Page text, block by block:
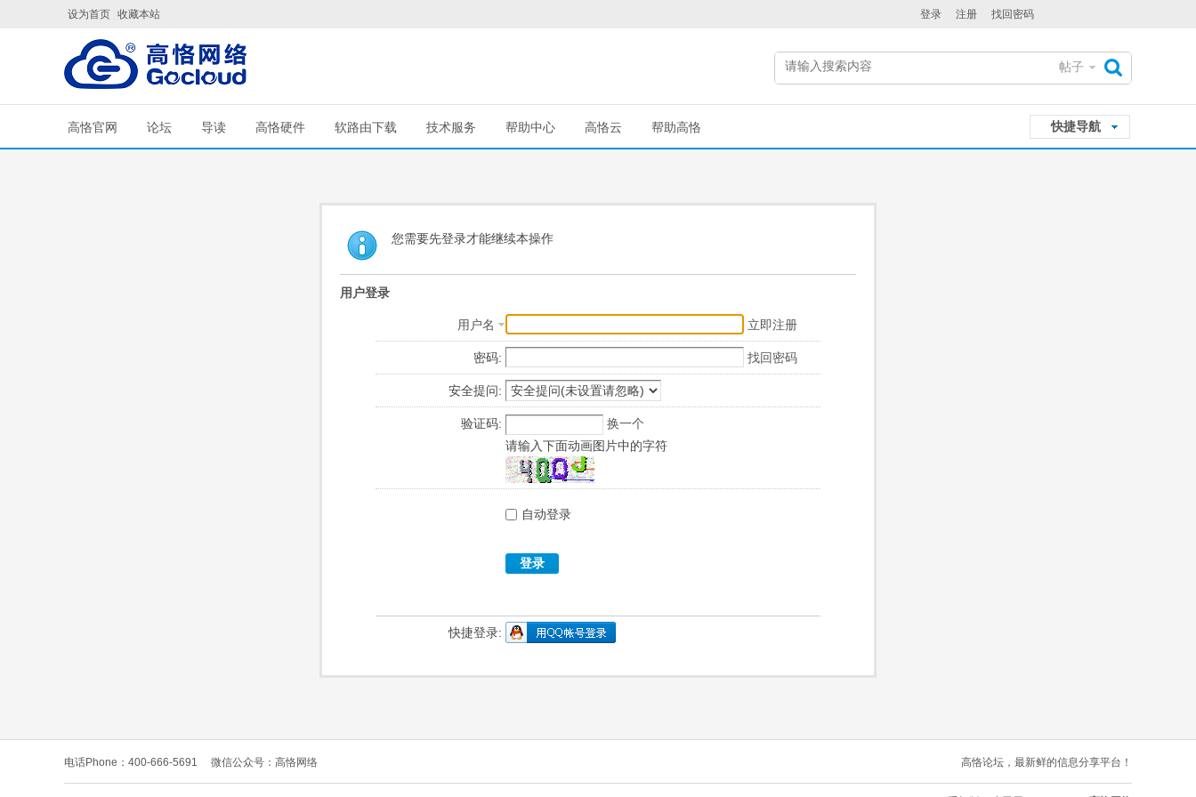
设为首页 收藏本站 登录 注册 找回密码
帖子
快捷导航
高恪官网 论坛 导读 高恪硬件 软路由下载 技术服务 帮助中心 高恪云 帮助高恪
您需要先登录才能继续本操作
用户登录
用户名 立即注册
密码: 找回密码
安全提问:
验证码:
换一个
请输入下面动画图片中的字符
自动登录
登录
快捷登录:
电话Phone：400-666-5691 微信公众号：高恪网络 高恪论坛，最新鲜的信息分享平台！